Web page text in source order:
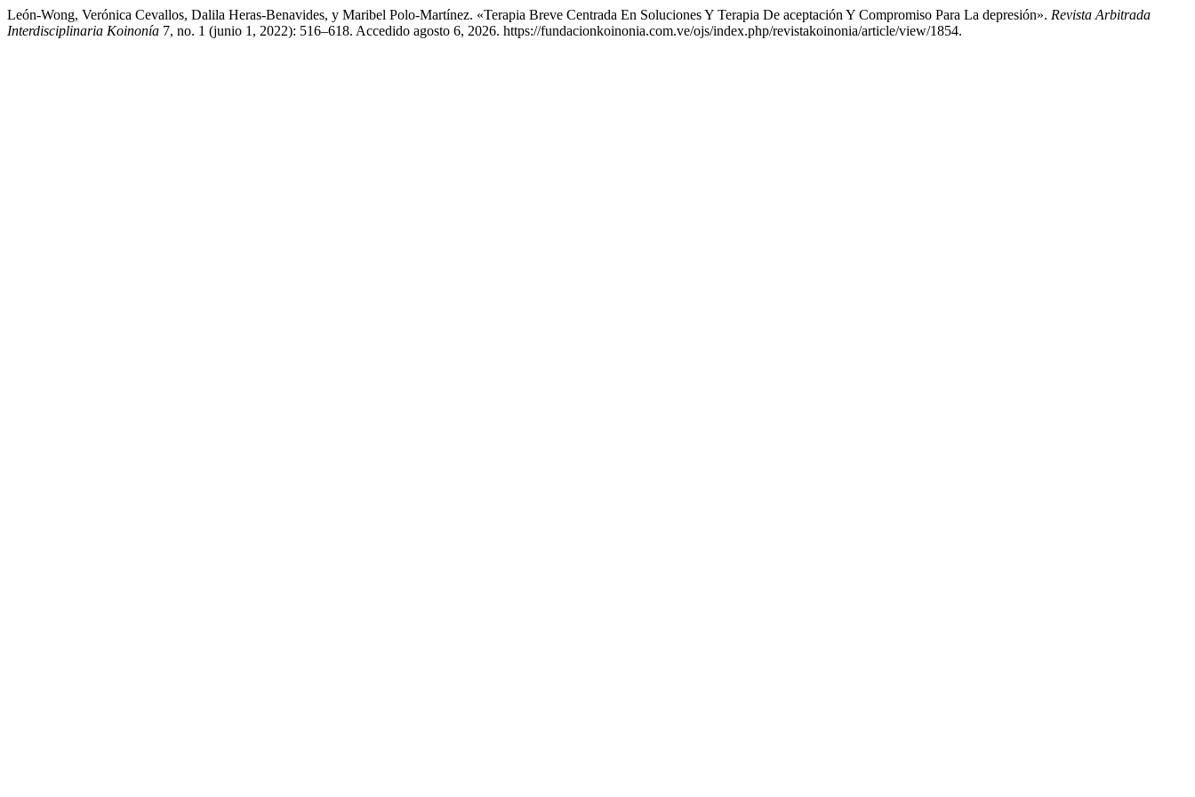
León-Wong, Verónica Cevallos, Dalila Heras-Benavides, y Maribel Polo-Martínez. «Terapia Breve Centrada En Soluciones Y Terapia De aceptación Y Compromiso Para La depresión». Revista Arbitrada
Interdisciplinaria Koinonía 7, no. 1 (junio 1, 2022): 516–618. Accedido agosto 6, 2026. https://fundacionkoinonia.com.ve/ojs/index.php/revistakoinonia/article/view/1854.